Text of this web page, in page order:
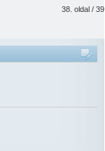
38. oldal / 39